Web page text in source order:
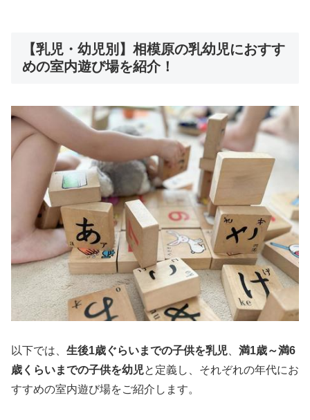
【乳児・幼児別】相模原の乳幼児におすす
めの室内遊び場を紹介！
以下では、 生後1歳ぐらいまでの子供を乳児
満1歳～満6
歳くらいまでの子供を幼児と定義し、それぞれの年代にお
すすめの室内遊び場をご紹介します。